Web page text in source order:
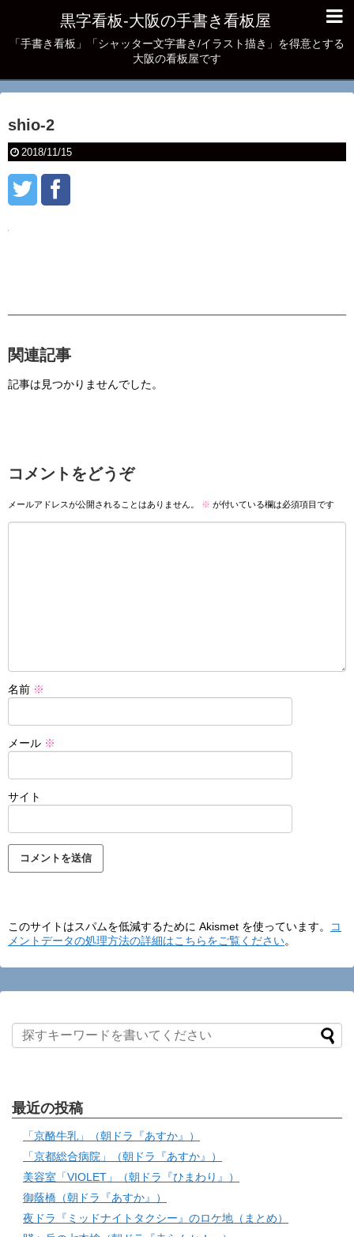
黒字看板‐大阪の手書き看板屋
「手書き看板」「シャッター文字書き/イラスト描き」を得意とする
大阪の看板屋です
shio-2
2018/11/15
関連記事
記事は見つかりませんでした。
コメントをどうぞ
メールアドレスが公開されることはありません。 ※ が付いている欄は必須項目です
名前 ※
メール ※
サイト
このサイトはスパムを低減するために Akismet を使っています。
コ
メントデータの処理方法の詳細はこちらをご覧ください。
最近の投稿
「京酪牛乳」（朝ドラ『あすか』）
「京都総合病院」（朝ドラ『あすか』）
美容室「VIOLET」（朝ドラ『ひまわり』）
御蔭橋（朝ドラ『あすか』）
夜ドラ『ミッドナイトタクシー』のロケ地（まとめ）